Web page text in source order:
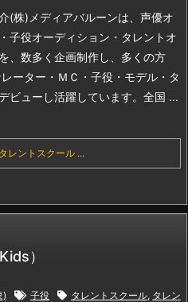
(株)メディアバルーンは、声優オ
子役オーディション・タレントオ
、数多く企画制作し、多くの方
ーター・ＭＣ・子役・モデル・タ
ビューし活躍しています。 全国 ...
タレントスクール ...
）
) 子役 タレントスクール, タレン